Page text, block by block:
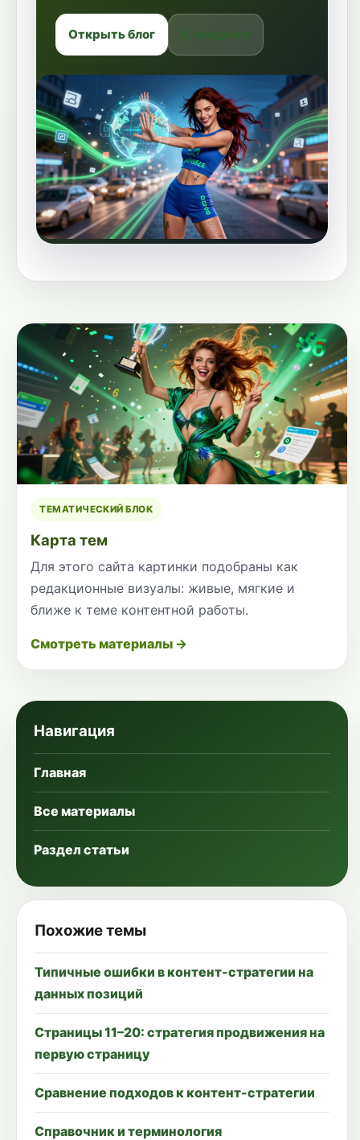
Открыть блог К лендингу
ТЕМАТИЧЕСКИЙ БЛОК
Карта тем
Для этого сайта картинки подобраны как
редакционные визуалы: живые, мягкие и
ближе к теме контентной работы.
Смотреть материалы →
Навигация
Главная
Все материалы
Раздел статьи
Похожие темы
Типичные ошибки в контент-стратегии на
данных позиций
Страницы 11–20: стратегия продвижения на
первую страницу
Сравнение подходов к контент-стратегии
Справочник и терминология